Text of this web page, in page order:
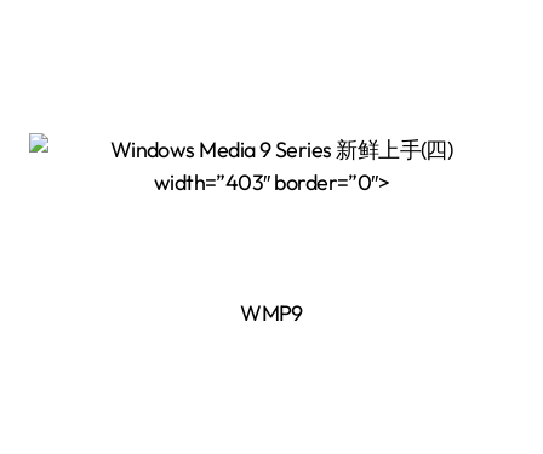
width=”403″ border=”0″>
WMP9